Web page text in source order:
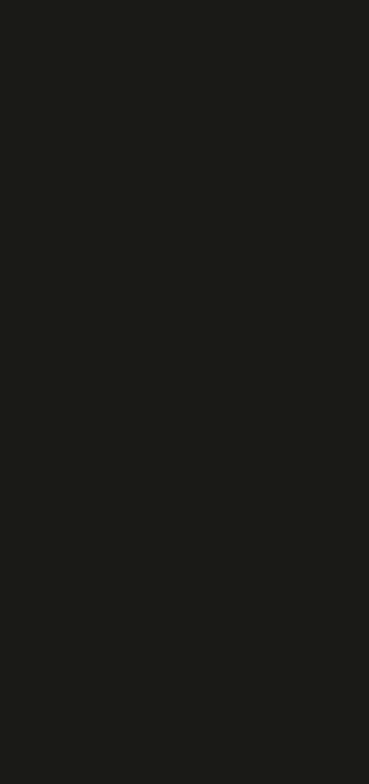
Fernandes do Palmeiras para o Red
na Justiça direito de receber